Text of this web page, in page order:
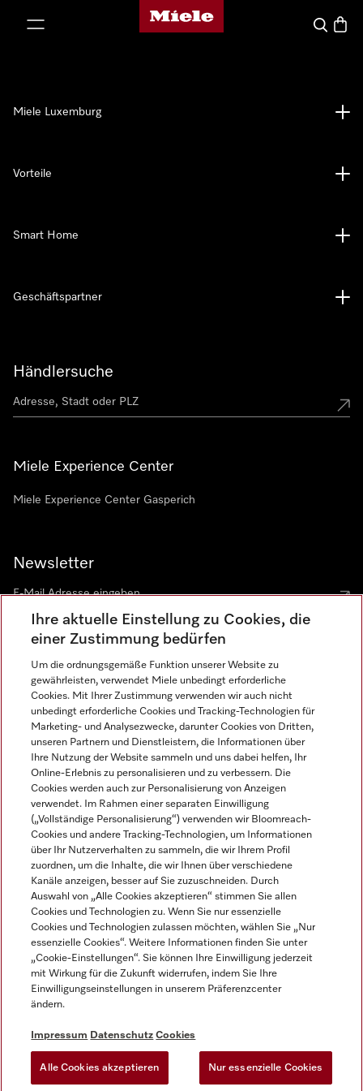
Miele-Homepage
Suche
Händlersuche
Miele Experience Center
Miele Experience Center Gasperich
Newsletter
Sprache
DEUTSCH
Miele Luxemburg
Vorteile
Smart Home
Geschäftspartner
Impressum
AGB
Datenschutz
Nutzungsbedingungen
Gesetzen über digitale Dienste
Cookie-Einstellungen
Miele auf Instagram
Miele auf Youtube
Ihre aktuelle Einstellung zu Cookies, die
einer Zustimmung bedürfen
Um die ordnungsgemäße Funktion unserer Website zu
gewährleisten, verwendet Miele unbedingt erforderliche
Cookies. Mit Ihrer Zustimmung verwenden wir auch nicht
unbedingt erforderliche Cookies und Tracking-Technologien für
Marketing- und Analysezwecke, darunter Cookies von Dritten,
unseren Partnern und Dienstleistern, die Informationen über
Ihre Nutzung der Website sammeln und uns dabei helfen, Ihr
Online-Erlebnis zu personalisieren und zu verbessern. Die
Cookies werden auch zur Personalisierung von Anzeigen
verwendet. Im Rahmen einer separaten Einwilligung
(„Vollständige Personalisierung“) verwenden wir Bloomreach-
Cookies und andere Tracking-Technologien, um Informationen
über Ihr Nutzerverhalten zu sammeln, die wir Ihrem Profil
zuordnen, um die Inhalte, die wir Ihnen über verschiedene
Kanäle anzeigen, besser auf Sie zuzuschneiden. Durch
Auswahl von „Alle Cookies akzeptieren“ stimmen Sie allen
Cookies und Technologien zu. Wenn Sie nur essenzielle
Cookies und Technologien zulassen möchten, wählen Sie „Nur
essenzielle Cookies“. Weitere Informationen finden Sie unter
„Cookie-Einstellungen“. Sie können Ihre Einwilligung jederzeit
mit Wirkung für die Zukunft widerrufen, indem Sie Ihre
Einwilligungseinstellungen in unserem Präferenzcenter
ändern.
Impressum Datenschutz Cookies
Alle Cookies akzeptieren Nur essenzielle Cookies